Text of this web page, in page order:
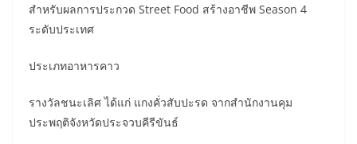
สำหรับผลการประกวด Street Food สร้างอาชีพ Season 4
ระดับประเทศ
ประเภทอาหารคาว
รางวัลชนะเลิศ ได้แก่ แกงคั่วสับปะรด จากสำนักงานคุม
ประพฤติจังหวัดประจวบคีรีขันธ์